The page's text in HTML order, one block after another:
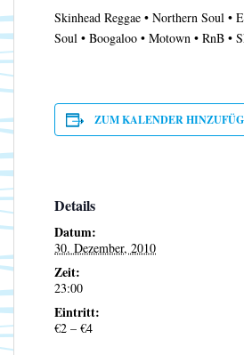
Skinhead Reggae • Northern Soul •
Soul • Boogaloo • Motown • RnB •
ZUM KALENDER
Details
Datum:
30. Dezember, 2010
Zeit:
23:00
Eintritt:
€2 – €4